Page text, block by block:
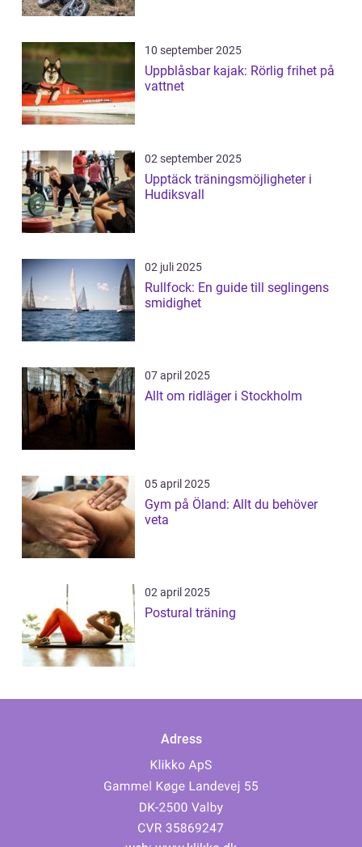
10 september 2025
Uppblåsbar kajak: Rörlig frihet på
vattnet
02 september 2025
Upptäck träningsmöjligheter i
Hudiksvall
02 juli 2025
Rullfock: En guide till seglingens
smidighet
07 april 2025
Allt om ridläger i Stockholm
05 april 2025
Gym på Öland: Allt du behöver
veta
02 april 2025
Postural träning
Adress